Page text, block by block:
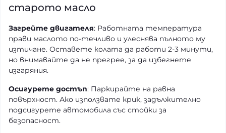
старото масло
Загрейте двигателя: Работната температура
прави маслото по-течливо и улеснява пълното му
изтичане. Оставете колата да работи 2-3 минути,
но внимавайте да не прегрее, за да избегнете
изгаряния.
Осигурете достъп: Паркирайте на равна
повърхност. Ако използвате крик, задължително
подсигурете автомобила със стойки за
безопасност.